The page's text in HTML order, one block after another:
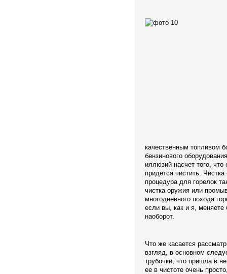
качественным топливом
бензинового
иллюзий насчет того, что
придется чистить.
процедура для горелок
чистка оружия или
многодневного похода
если вы, как и я,
наоборот.
Что же касается
взгляд, в основном
трубочки, что пришла в
ее в чистоте очень